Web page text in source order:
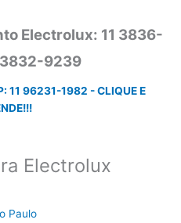
Electrolux: 11 3836-
9239
11 96231-1982 - CLIQUE E
Electrolux
Paulo